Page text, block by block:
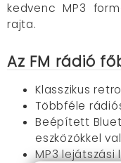
kedvenc MP3
rajta.
Az FM rádió
Klasszikus
Többféle
Beépített
eszközökkel
MP3 lejátszási